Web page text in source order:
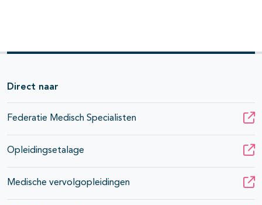
Direct naar
Federatie Medisch Specialisten
Opleidingsetalage
Medische vervolgopleidingen